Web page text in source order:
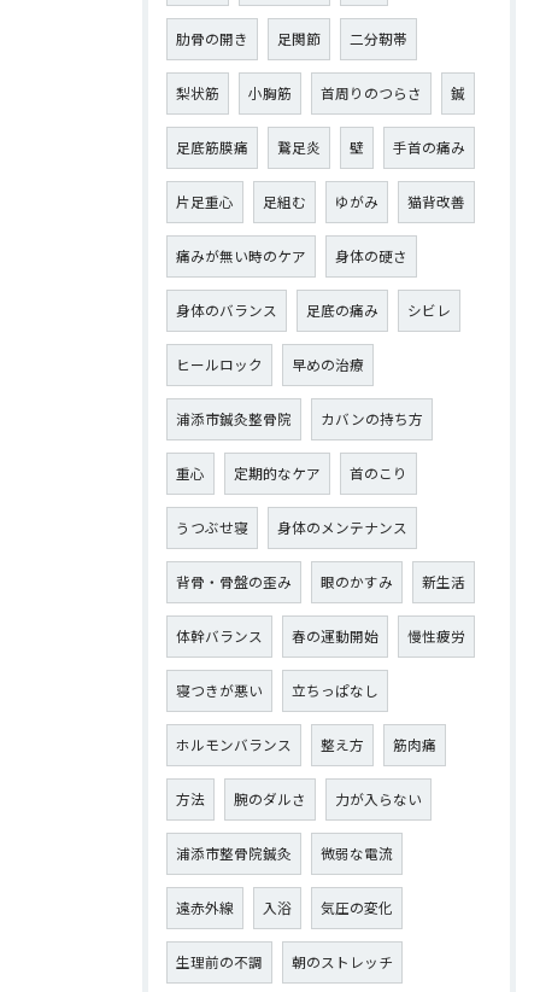
肋骨の開き 足関節 二分靭帯
梨状筋 小胸筋 首周りのつらさ 鍼
足底筋膜痛 鵞足炎 壁 手首の痛み
片足重心 足組む ゆがみ 猫背改善
痛みが無い時のケア 身体の硬さ
身体のバランス 足底の痛み シビレ
ヒールロック 早めの治療
浦添市鍼灸整骨院 カバンの持ち方
重心 定期的なケア 首のこり
うつぶせ寝 身体のメンテナンス
背骨・骨盤の歪み 眼のかすみ 新生活
体幹バランス 春の運動開始 慢性疲労
寝つきが悪い 立ちっぱなし
ホルモンバランス 整え方 筋肉痛
方法 腕のダルさ 力が入らない
浦添市整骨院鍼灸 微弱な電流
遠赤外線 入浴 気圧の変化
生理前の不調 朝のストレッチ